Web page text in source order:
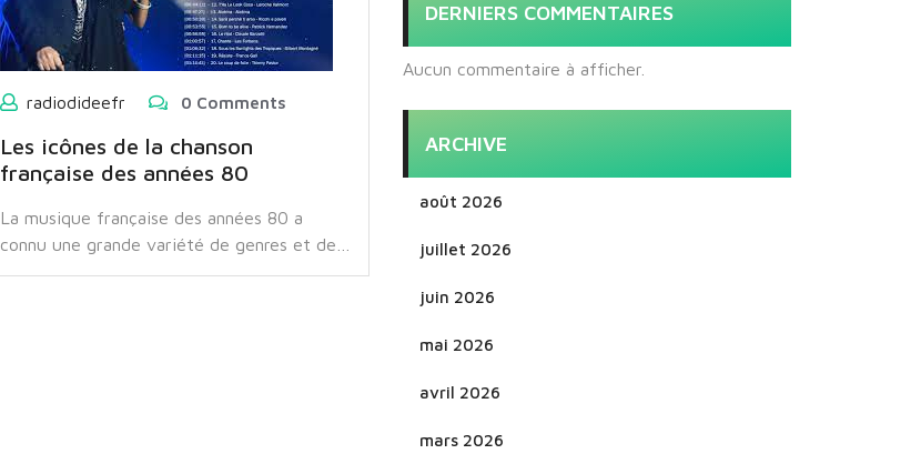
radiodideefr
0 Comments
Les icônes de la chanson
française des années 80
La musique française des années 80 a
connu une grande variété de genres et de…
DERNIERS COMMENTAIRES
Aucun commentaire à afficher.
ARCHIVE
août 2026
juillet 2026
juin 2026
mai 2026
avril 2026
mars 2026